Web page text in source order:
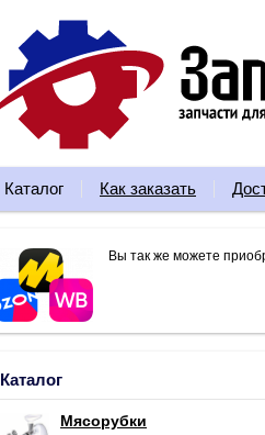
Каталог Как заказать
Вы так же можете
Каталог
Мясорубки